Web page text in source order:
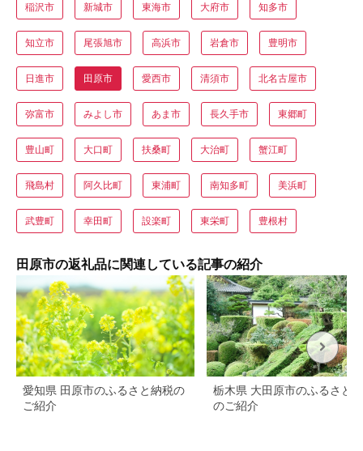
稲沢市 新城市 東海市 大府市 知多市
知立市 尾張旭市 高浜市 岩倉市 豊明市
日進市 田原市 愛西市 清須市 北名古屋市
弥富市 みよし市 あま市 長久手市 東郷町
豊山町 大口町 扶桑町 大治町 蟹江町
飛島村 阿久比町 東浦町 南知多町 美浜町
武豊町 幸田町 設楽町 東栄町 豊根村
田原市の返礼品に関連している記事の紹介
愛知県 田原市のふるさと納税の
ご紹介
栃木県 大田原市のふるさと
のご紹介